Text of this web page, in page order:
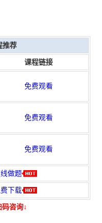
推荐
课程链接
免费观看
免费观看
免费观看
做题
下载
咨询↓